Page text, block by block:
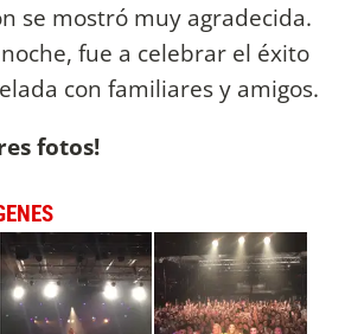
se mostró muy agradecida.
fue a celebrar el éxito
con familiares y amigos.
fotos!